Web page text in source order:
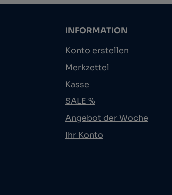
INFORMATION
Konto erstellen
Merkzettel
Kasse
SALE %
Angebot der Woche
Ihr Konto